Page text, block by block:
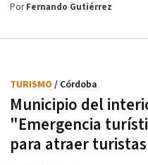
PorFernando Gutiérrez
Municipio del
"Emergencia
para atraer turistas
TURISMO / Córdoba